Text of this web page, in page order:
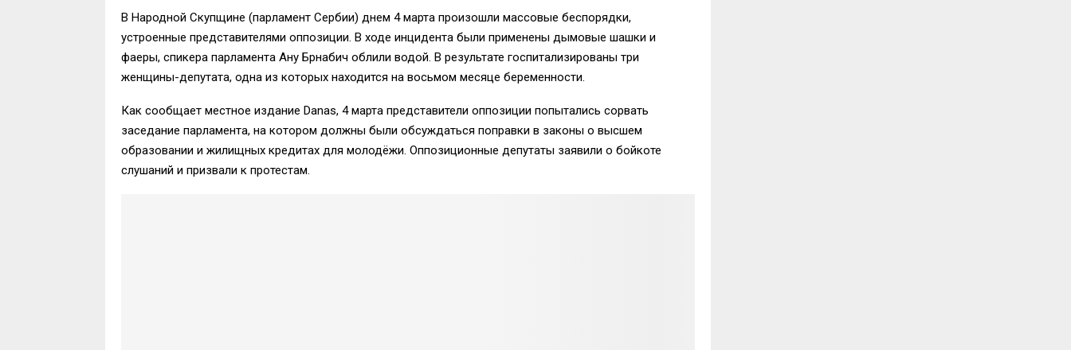
В Народной Скупщине (парламент Сербии) днем 4 марта произошли массовые беспорядки,
устроенные представителями оппозиции. В ходе инцидента были применены дымовые шашки и
фаеры, спикера парламента Ану Брнабич облили водой. В результате госпитализированы три
женщины-депутата, одна из которых находится на восьмом месяце беременности.
Как сообщает местное издание Danas, 4 марта представители оппозиции попытались сорвать
заседание парламента, на котором должны были обсуждаться поправки в законы о высшем
образовании и жилищных кредитах для молодёжи. Оппозиционные депутаты заявили о бойкоте
слушаний и призвали к протестам.